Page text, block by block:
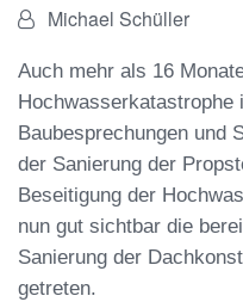
Von:Michael Schüller
Auch mehr als 16
Hochwasserkatastrophe
Baubesprechungen und
der Sanierung der
Beseitigung der
nun gut sichtbar die
Sanierung der
getreten.